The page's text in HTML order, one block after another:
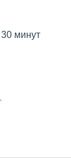
30 минут